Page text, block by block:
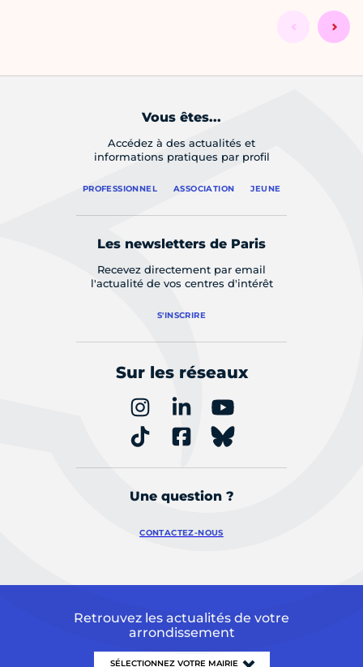
Vous êtes...
Accédez à des actualités et
informations pratiques par profil
PROFESSIONNEL ASSOCIATION JEUNE
Les newsletters de Paris
Recevez directement par email
l'actualité de vos centres d'intérêt
S'INSCRIRE
Sur les réseaux
Une question ?
CONTACTEZ-NOUS
Retrouvez les actualités de votre
arrondissement